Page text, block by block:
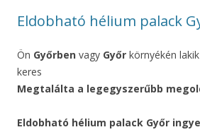
Eldobható hélium palack
Ön Győrben vagy Győr környékén
keres
Megtalálta a legegyszerűbb
Eldobható hélium palack Győr